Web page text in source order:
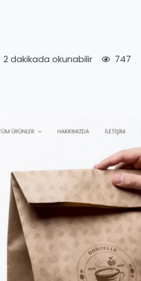
2 dakikada okunabilir 747